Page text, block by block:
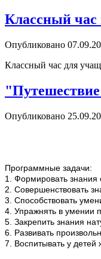
Классный
Опубликовано
Классный час для
Опубликовано
Программные задачи:
1.
Формировать знания
2. Совершенствовать
3. Способствовать
4. Упражнять в умении
5. Закрепить знания
6. Развивать
7.
Воспитывать у